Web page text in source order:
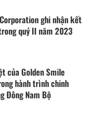
ghi nhận kết
quý II năm 2023
của Golden Smile
hành trình chinh
Đông Nam Bộ